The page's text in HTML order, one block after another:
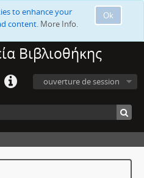
Ok
to enhance your
content. More Info.
Βιβλιοθήκης
ouverture de session